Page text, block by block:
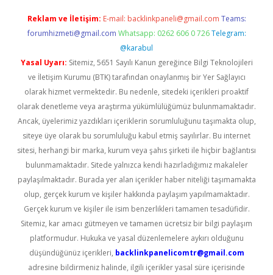
Reklam ve İletişim: E-mail: backlinkpaneli@gmail.com Teams:
forumhizmeti@gmail.com Whatsapp: 0262 606 0 726 Telegram:
@karabul
Yasal Uyarı: Sitemiz, 5651 Sayılı Kanun gereğince Bilgi Teknolojileri
ve İletişim Kurumu (BTK) tarafından onaylanmış bir Yer Sağlayıcı
olarak hizmet vermektedir. Bu nedenle, sitedeki içerikleri proaktif
olarak denetleme veya araştırma yükümlülüğümüz bulunmamaktadır.
Ancak, üyelerimiz yazdıkları içeriklerin sorumluluğunu taşımakta olup,
siteye üye olarak bu sorumluluğu kabul etmiş sayılırlar. Bu internet
sitesi, herhangi bir marka, kurum veya şahıs şirketi ile hiçbir bağlantısı
bulunmamaktadır. Sitede yalnızca kendi hazırladığımız makaleler
paylaşılmaktadır. Burada yer alan içerikler haber niteliği taşımamakta
olup, gerçek kurum ve kişiler hakkında paylaşım yapılmamaktadır.
Gerçek kurum ve kişiler ile isim benzerlikleri tamamen tesadüfidir.
Sitemiz, kar amacı gütmeyen ve tamamen ücretsiz bir bilgi paylaşım
platformudur. Hukuka ve yasal düzenlemelere aykırı olduğunu
düşündüğünüz içerikleri, backlinkpanelicomtr@gmail.com
adresine bildirmeniz halinde, ilgili içerikler yasal süre içerisinde